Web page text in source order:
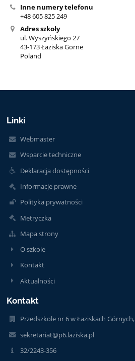
Inne numery telefonu
+48 605 825 249
Adres szkoły
ul. Wyszyńskiego 27
43-173 Łaziska Gorne
Poland
Linki
Webmaster
Wsparcie techniczne
Deklaracja dostępności
Informacje prawne
Polityka prywatności
Metryczka
Mapa strony
O szkole
Kontakt
Aktualności
Kontakt
Przedszkole nr 6 w Łaziskach Górnych,
sekretariat@p6.laziska.pl
32/2243-356